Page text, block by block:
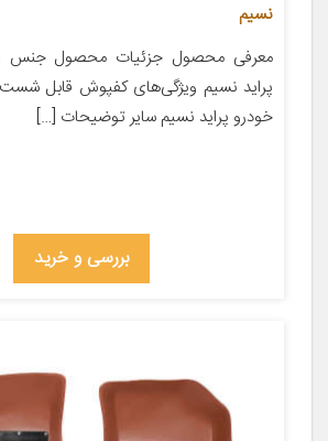
نسیم
معرفی محصول جزئیات محصول جنس
پراید نسیم ویژگی‌های کفپوش قابل
خودرو پراید نسیم سایر توضیحات […]
بررسی و خرید